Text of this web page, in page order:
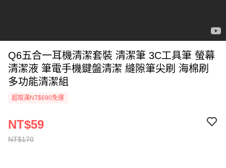
Q6五合一耳機清潔套裝 清潔筆 3C工具筆 螢幕
清潔液 筆電手機鍵盤清潔 縫隙筆尖刷 海棉刷
多功能清潔組
超取滿NT$690免運
NT$170
NT$59